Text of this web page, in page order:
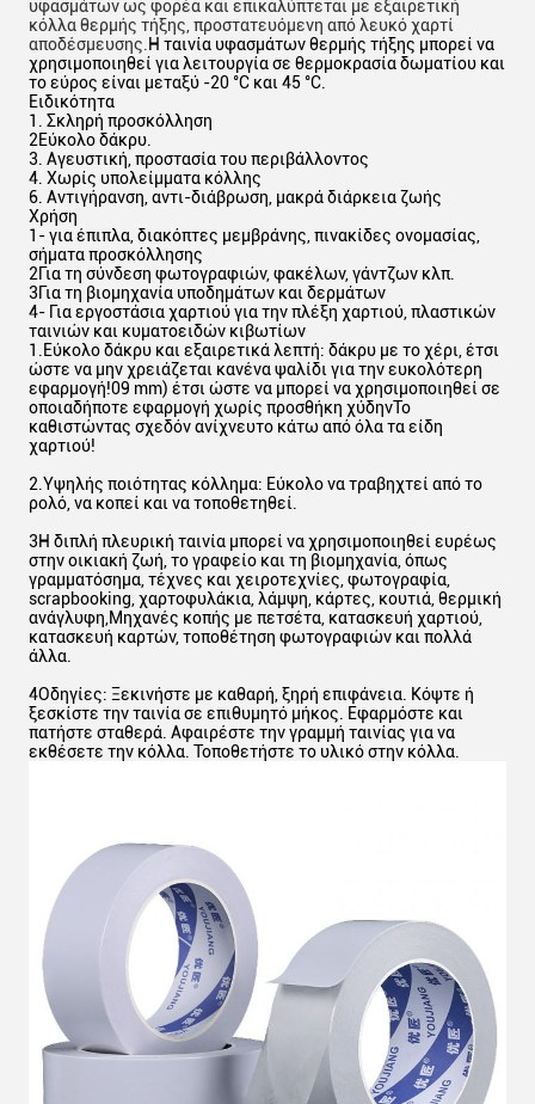
υφασμάτων ως φορέα και επικαλύπτεται με εξαιρετική
κόλλα θερμής τήξης, προστατευόμενη από λευκό χαρτί
αποδέσμευσης. Η ταινία υφασμάτων θερμής τήξης μπορεί να
χρησιμοποιηθεί για λειτουργία σε θερμοκρασία δωματίου και
το εύρος είναι μεταξύ -20 °C και 45 °C.
Ειδικότητα
1. Σκληρή προσκόλληση
2Εύκολο δάκρυ.
3. Αγευστική, προστασία του περιβάλλοντος
4. Χωρίς υπολείμματα κόλλης
6. Αντιγήρανση, αντι-διάβρωση, μακρά διάρκεια ζωής
Χρήση
1- για έπιπλα, διακόπτες μεμβράνης, πινακίδες ονομασίας,
σήματα προσκόλλησης
2Για τη σύνδεση φωτογραφιών, φακέλων, γάντζων κλπ.
3Για τη βιομηχανία υποδημάτων και δερμάτων
4- Για εργοστάσια χαρτιού για την πλέξη χαρτιού, πλαστικών
ταινιών και κυματοειδών κιβωτίων
1.Εύκολο δάκρυ και εξαιρετικά λεπτή: δάκρυ με το χέρι, έτσι
ώστε να μην χρειάζεται κανένα ψαλίδι για την ευκολότερη
εφαρμογή!09 mm) έτσι ώστε να μπορεί να χρησιμοποιηθεί σε
οποιαδήποτε εφαρμογή χωρίς προσθήκη χύδηνΤο
καθιστώντας σχεδόν ανίχνευτο κάτω από όλα τα είδη
χαρτιού!
2.Υψηλής ποιότητας κόλλημα: Εύκολο να τραβηχτεί από το
ρολό, να κοπεί και να τοποθετηθεί.
3Η διπλή πλευρική ταινία μπορεί να χρησιμοποιηθεί ευρέως
στην οικιακή ζωή, το γραφείο και τη βιομηχανία, όπως
γραμματόσημα, τέχνες και χειροτεχνίες, φωτογραφία,
scrapbooking, χαρτοφυλάκια, λάμψη, κάρτες, κουτιά, θερμική
ανάγλυφη,Μηχανές κοπής με πετσέτα, κατασκευή χαρτιού,
κατασκευή καρτών, τοποθέτηση φωτογραφιών και πολλά
άλλα.
4Οδηγίες: Ξεκινήστε με καθαρή, ξηρή επιφάνεια. Κόψτε ή
ξεσκίστε την ταινία σε επιθυμητό μήκος. Εφαρμόστε και
πατήστε σταθερά. Αφαιρέστε την γραμμή ταινίας για να
εκθέσετε την κόλλα. Τοποθετήστε το υλικό στην κόλλα.